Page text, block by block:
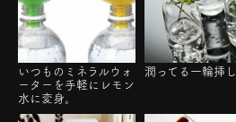
いつものミネラルウォ
ーターを手軽にレモン
水に変身。
潤ってる一輪挿し